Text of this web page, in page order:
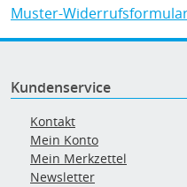
Muster-
Kundenservice
Kontakt
Mein Konto
Mein Merkzettel
Newsletter